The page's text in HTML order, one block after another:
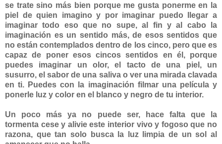
se trate sino más bien porque me gusta ponerme en la
piel de quien imagino y por imaginar puedo llegar a
imaginar todo eso que no supe, al fin y al cabo la
imaginación es un sentido más, de esos sentidos que
no están contemplados dentro de los cinco, pero que es
capaz de poner esos cincos sentidos en él, porque
puedes imaginar un olor, el tacto de una piel, un
susurro, el sabor de una saliva o ver una mirada clavada
en ti. Puedes con la imaginación filmar una película y
ponerle luz y color en el blanco y negro de tu interior.
Un poco más ya no puede ser, hace falta que la
tormenta cese y alivie este interior vivo y fogoso que no
razona, que tan solo busca la luz limpia de un sol al